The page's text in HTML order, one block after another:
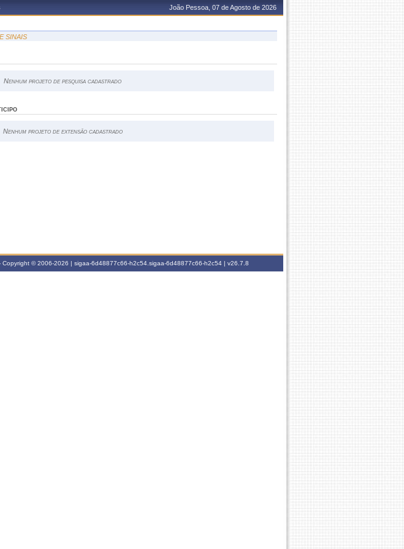
João Pessoa, 07 de Agosto de 2026
SINAIS
Nenhum projeto de pesquisa cadastrado
Nenhum projeto de extensão cadastrado
© 2006-2026 | sigaa-6d48877c66-h2c54.sigaa-6d48877c66-h2c54 | v26.7.8